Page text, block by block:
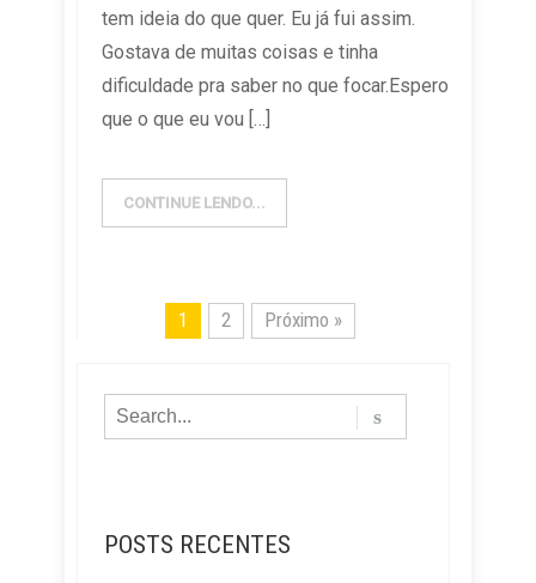
tem ideia do que quer. Eu já fui assim.
Gostava de muitas coisas e tinha
dificuldade pra saber no que focar.Espero
que o que eu vou […]
CONTINUE LENDO...
1 2 Próximo »
POSTS RECENTES